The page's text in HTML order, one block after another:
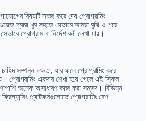
বিষয়টি সহজ করে দেয় প্রোগ্রামিং
দ্বারা খুব সহজে যেভাবে আমরা বুঝি ও পরে
প্রোগ্রাম বা নির্দেশাবলী লেখা যায়।
দক্ষতা, যার ফলে প্রোগ্রামিং করে
প্রোগ্রামিং একবার শেখা হয়ে গেলে এই স্কিল
অনেক অসাধারণ কাজ করা সম্ভব। বিভিন্ন
প্ল্যাটফর্মগুলোতে প্রোগ্রামিং বেশ